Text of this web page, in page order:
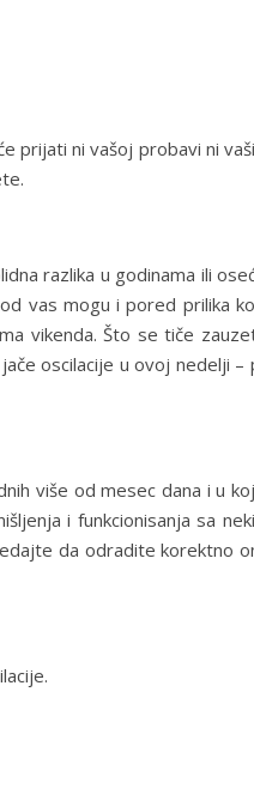
prijati ni vašoj probavi ni
razlika u godinama ili
vas mogu i pored prilika
vikenda. Što se tiče
oscilacije u ovoj nedelji –
više od mesec dana i u
i funkcionisanja sa
da odradite korektno